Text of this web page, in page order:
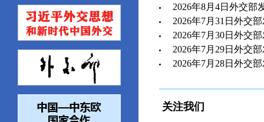
2026年8月4日外交部
2026年7月31日外交
2026年7月30日外交
2026年7月29日外交
2026年7月28日外交
关注我们